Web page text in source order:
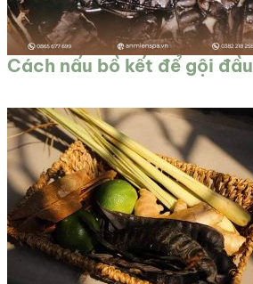
Cách nấu bồ kết để gội đầu